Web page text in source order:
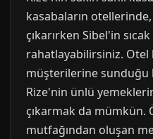
kasabaların
çıkarırken Sibel'in
rahatlayabilirsiniz. Otel
müşterilerine sunduğu
Rize'nin ünlü
çıkarmak da mümkün.
mutfağından oluşan